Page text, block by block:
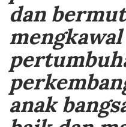
dan
mengkawal
anak